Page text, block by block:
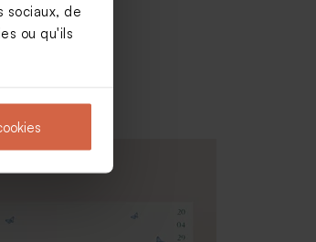
sociaux, de
ou qu'ils
baptême eucalyptus amande 1